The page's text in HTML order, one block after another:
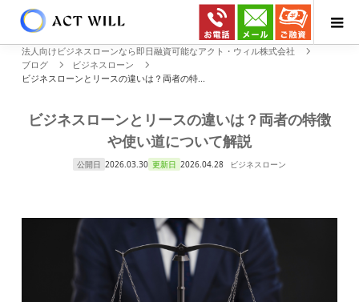
法人向けビジネスローンなら即日融資可能なアクト・ウィル株式会社
ブログ
ビジネスローン
ビジネスローンとリースの違いは？両者の特...
ビジネスローンとリースの違いは？両者の特徴
や使い道について解説
公開日 2026.03.30 更新日 2026.04.28 ビジネスローン